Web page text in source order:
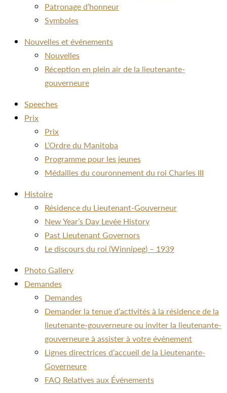
Patronage d’honneur
Symboles
Nouvelles et événements
Nouvelles
Réception en plein air de la lieutenante-
gouverneure
Speeches
Prix
Prix
L’Ordre du Manitoba
Programme pour les jeunes
Médailles du couronnement du roi Charles III
Histoire
Résidence du Lieutenant-Gouverneur
New Year’s Day Levée History
Past Lieutenant Governors
Le discours du roi (Winnipeg) – 1939
Photo Gallery
Demandes
Demandes
Demander la tenue d’activités à la résidence de la
lieutenante-gouverneure ou inviter la lieutenante-
gouverneure à assister à votre événement
Lignes directrices d’accueil de la Lieutenante-
Governeure
FAQ Relatives aux Événements